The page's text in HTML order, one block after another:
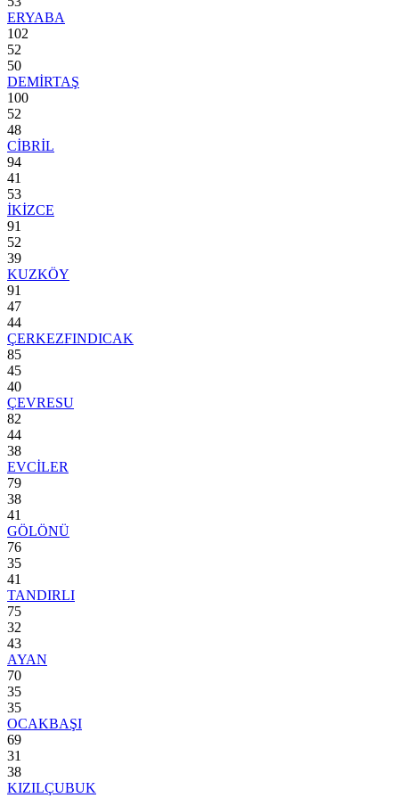
ERYABA
102
52
50
DEMİRTAŞ
100
52
48
CİBRİL
94
41
53
İKİZCE
91
52
39
KUZKÖY
91
47
44
ÇERKEZFINDICAK
85
45
40
ÇEVRESU
82
44
38
EVCİLER
79
38
41
GÖLÖNÜ
76
35
41
TANDIRLI
75
32
43
AYAN
70
35
35
OCAKBAŞI
69
31
38
KIZILÇUBUK